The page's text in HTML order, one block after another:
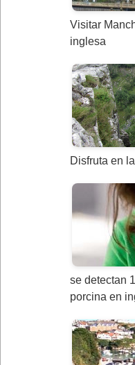
Visitar
inglesa
Disfruta en
se detectan
porcina en